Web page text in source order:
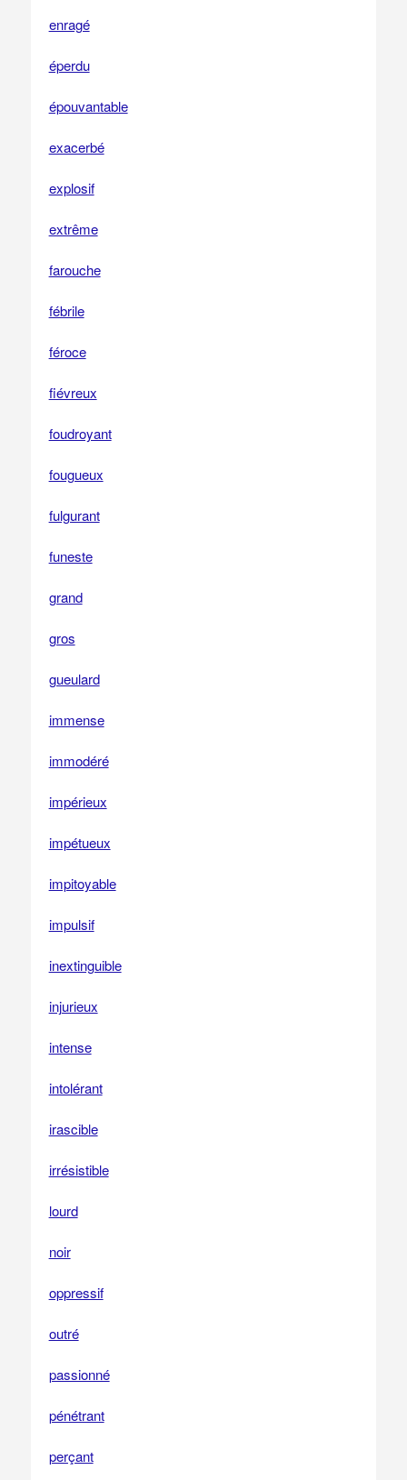
enragé
éperdu
épouvantable
exacerbé
explosif
extrême
farouche
fébrile
féroce
fiévreux
foudroyant
fougueux
fulgurant
funeste
grand
gros
gueulard
immense
immodéré
impérieux
impétueux
impitoyable
impulsif
inextinguible
injurieux
intense
intolérant
irascible
irrésistible
lourd
noir
oppressif
outré
passionné
pénétrant
perçant